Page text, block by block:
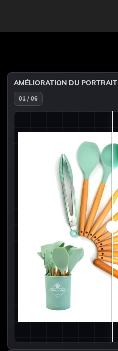
AMÉLIORATION DU PORTRAIT
01 / 06